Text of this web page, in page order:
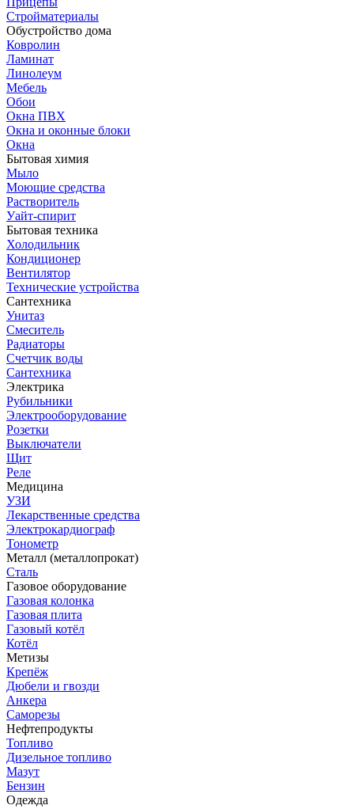
Стройматериалы
Обустройство дома
Ковролин
Ламинат
Линолеум
Мебель
Обои
Окна ПВХ
Окна и оконные блоки
Окна
Бытовая химия
Мыло
Моющие средства
Растворитель
Уайт-спирит
Бытовая техника
Холодильник
Кондиционер
Вентилятор
Технические устройства
Сантехника
Унитаз
Смеситель
Радиаторы
Счетчик воды
Сантехника
Электрика
Рубильники
Электрооборудование
Розетки
Выключатели
Щит
Реле
Медицина
УЗИ
Лекарственные средства
Электрокардиограф
Тонометр
Металл (металлопрокат)
Сталь
Газовое оборудование
Газовая колонка
Газовая плита
Газовый котёл
Котёл
Метизы
Крепёж
Дюбели и гвозди
Анкера
Саморезы
Нефтепродукты
Топливо
Дизельное топливо
Мазут
Бензин
Одежда